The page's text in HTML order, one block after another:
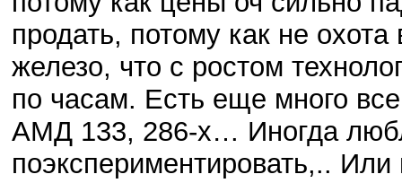
продать, потому как не
железо, что с ростом
по часам. Есть еще много
АМД 133, 286-х… Иногда
поэкспериментировать,.. Или